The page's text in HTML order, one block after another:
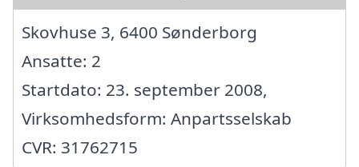
Skovhuse 3, 6400 Sønderborg
Ansatte: 2
Startdato: 23. september 2008,
Virksomhedsform: Anpartsselskab
CVR: 31762715